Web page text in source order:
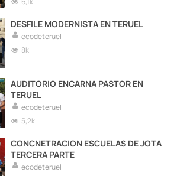
DESFILE MODERNISTA EN TERUEL
ecodeteruel
8k
AUDITORIO ENCARNA PASTOR EN
TERUEL
ecodeteruel
5,2k
CONCNETRACION ESCUELAS DE JOTA
TERCERA PARTE
ecodeteruel